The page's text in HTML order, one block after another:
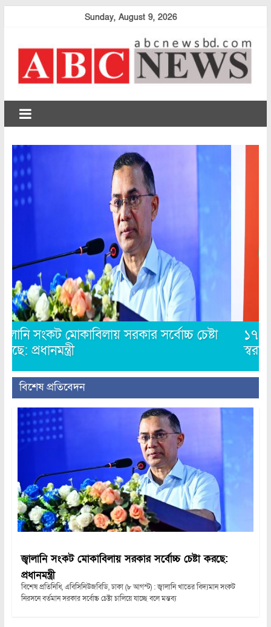
Sunday, August 9, 2026
abcnewsbd
১৭ বছরের লড়াইয়ের ফসল জুলাই গণঅভ্যুত্থান:
স্বরাষ্ট্রমন্ত্রী
বিশেষ প্রতিবেদন
জ্বালানি সংকট মোকাবিলায় সরকার সর্বোচ্চ চেষ্টা করছে:
প্রধানমন্ত্রী
বিশেষ প্রতিনিধি, এবিসিনিউজবিডি, ঢাকা (৮ আগস্ট) : জ্বালানি খাতের বিদ্যমান সংকট
নিরসনে বর্তমান সরকার সর্বোচ্চ চেষ্টা চালিয়ে যাচ্ছে বলে মন্তব্য